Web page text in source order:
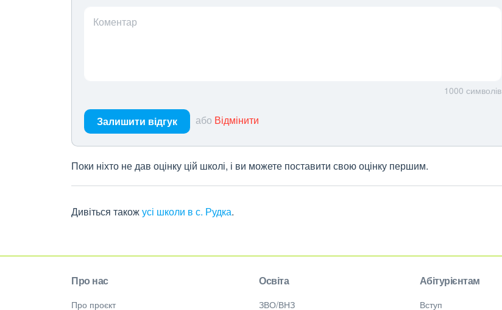
Коментар
1000 символів
Залишити відгук або Відмінити
Поки ніхто не дав оцінку цій школі, і ви можете поставити свою оцінку першим.
Дивіться такожусі школи в с. Рудка.
Про нас
Про проєкт
Освіта
ЗВО/ВНЗ
Абітурієнтам
Вступ